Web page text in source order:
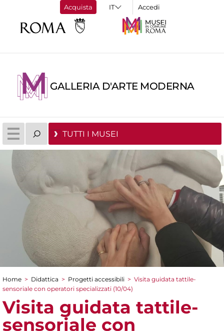
Acquista Accedi
GALLERIA D'ARTE MODERNA
TUTTI I MUSEI
Tu sei qui
Home > Didattica > Progetti accessibili > Visita guidata tattile-
sensoriale con operatori specializzati (10/04)
Visita guidata tattile-
sensoriale con